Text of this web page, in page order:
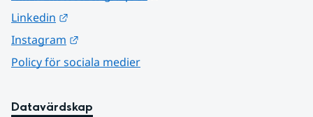
Linkedin
Instagram
Policy för sociala medier
Datavärdskap